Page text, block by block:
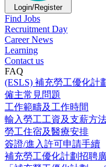
Login/Register
Find Jobs
Recruitment Day
Career News
Learning
Contact us
FAQ
(ESLS) 補充勞工優化計
僱主常見問題
工作範疇及工作時間
輸入勞工工資及支薪方
勞工住宿及醫療安排
簽證/進入許可申請手續
補充勞工優化計劃招聘